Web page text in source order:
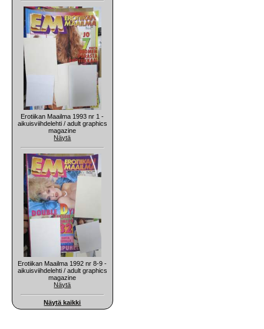
Erotiikan Maailma 1993 nr 1 -
aikuisviihdelehti / adult graphics
magazine
Näytä
Erotiikan Maailma 1992 nr 8-9 -
aikuisviihdelehti / adult graphics
magazine
Näytä
Näytä kaikki